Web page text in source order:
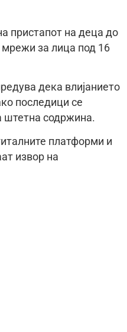
пристапот на деца до
мрежи за лица под 16
дека влијанието
последици се
штетна содржина.
платформи и
извор на